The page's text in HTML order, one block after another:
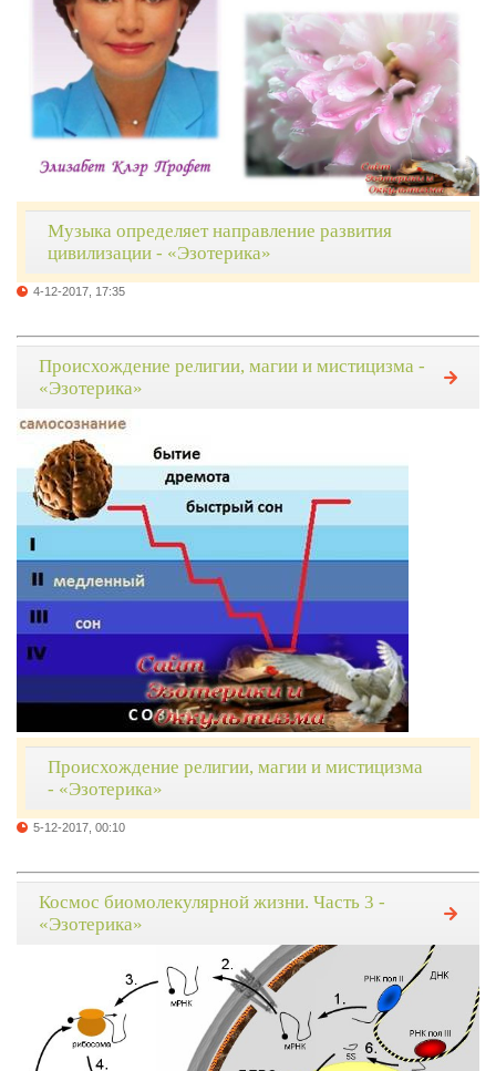
Музыка определяет направление развития
цивилизации - «Эзотерика»
4-12-2017, 17:35
Происхождение религии, магии и мистицизма -
«Эзотерика»
Происхождение религии, магии и мистицизма
- «Эзотерика»
5-12-2017, 00:10
Космос биомолекулярной жизни. Часть 3 -
«Эзотерика»